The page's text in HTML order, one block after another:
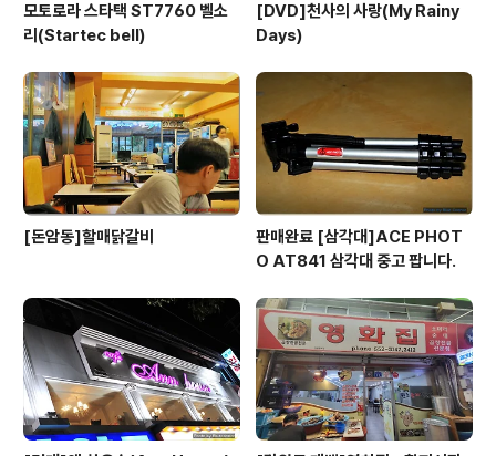
모토로라 스타택 ST7760 벨소
리(Startec bell)
[DVD]천사의 사랑(My Rainy
Days)
[돈암동]할매닭갈비
판매완료 [삼각대]ACE PHOT
O AT841 삼각대 중고 팝니다.